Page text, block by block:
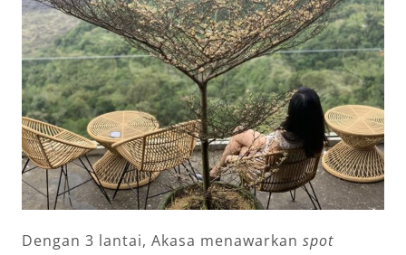
Dengan 3 lantai, Akasa menawarkan spot